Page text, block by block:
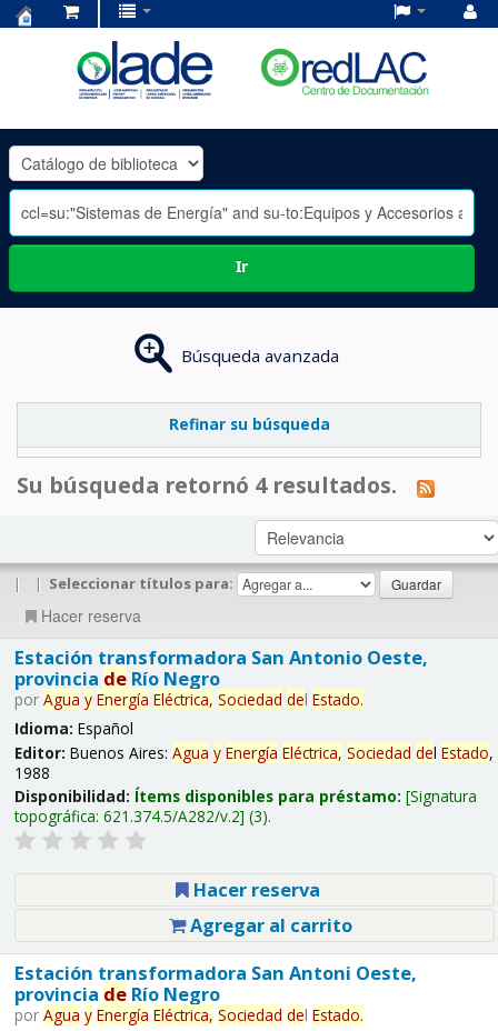
OLADE
-
Ir
Búsqueda avanzada
Refinar su búsqueda
Su búsqueda retornó 4 resultados.
| | Seleccionar títulos para:
Hacer reserva
Estación transformadora San Antonio Oeste,
provincia deRío Negro
por Agua y Energía Eléctrica, Sociedad del Estado.
Idioma: Español
Editor: Buenos Aires: Agua y Energía Eléctrica, Sociedad del Estado,
1988
Disponibilidad: Ítems disponibles para préstamo: Signatura
topográfica: 621.374.5/A282/v.2 (3).
Hacer reserva
Agregar al carrito
Estación transformadora San Antoni Oeste,
provincia deRío Negro
por Agua y Energía Eléctrica, Sociedad del Estado.